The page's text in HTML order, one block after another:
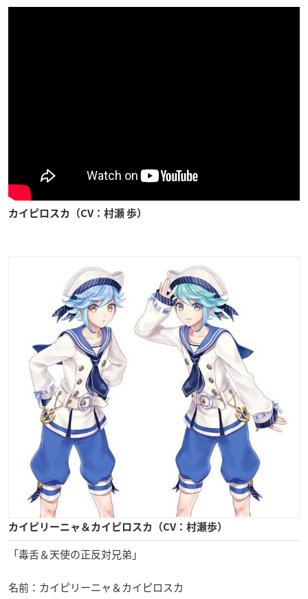
カイピロスカ（CV：村瀬 歩）
カイピリーニャ＆カイピロスカ（CV：村瀬歩）
「毒舌＆天使の正反対兄弟」
名前：カイピリーニャ＆カイピロスカ